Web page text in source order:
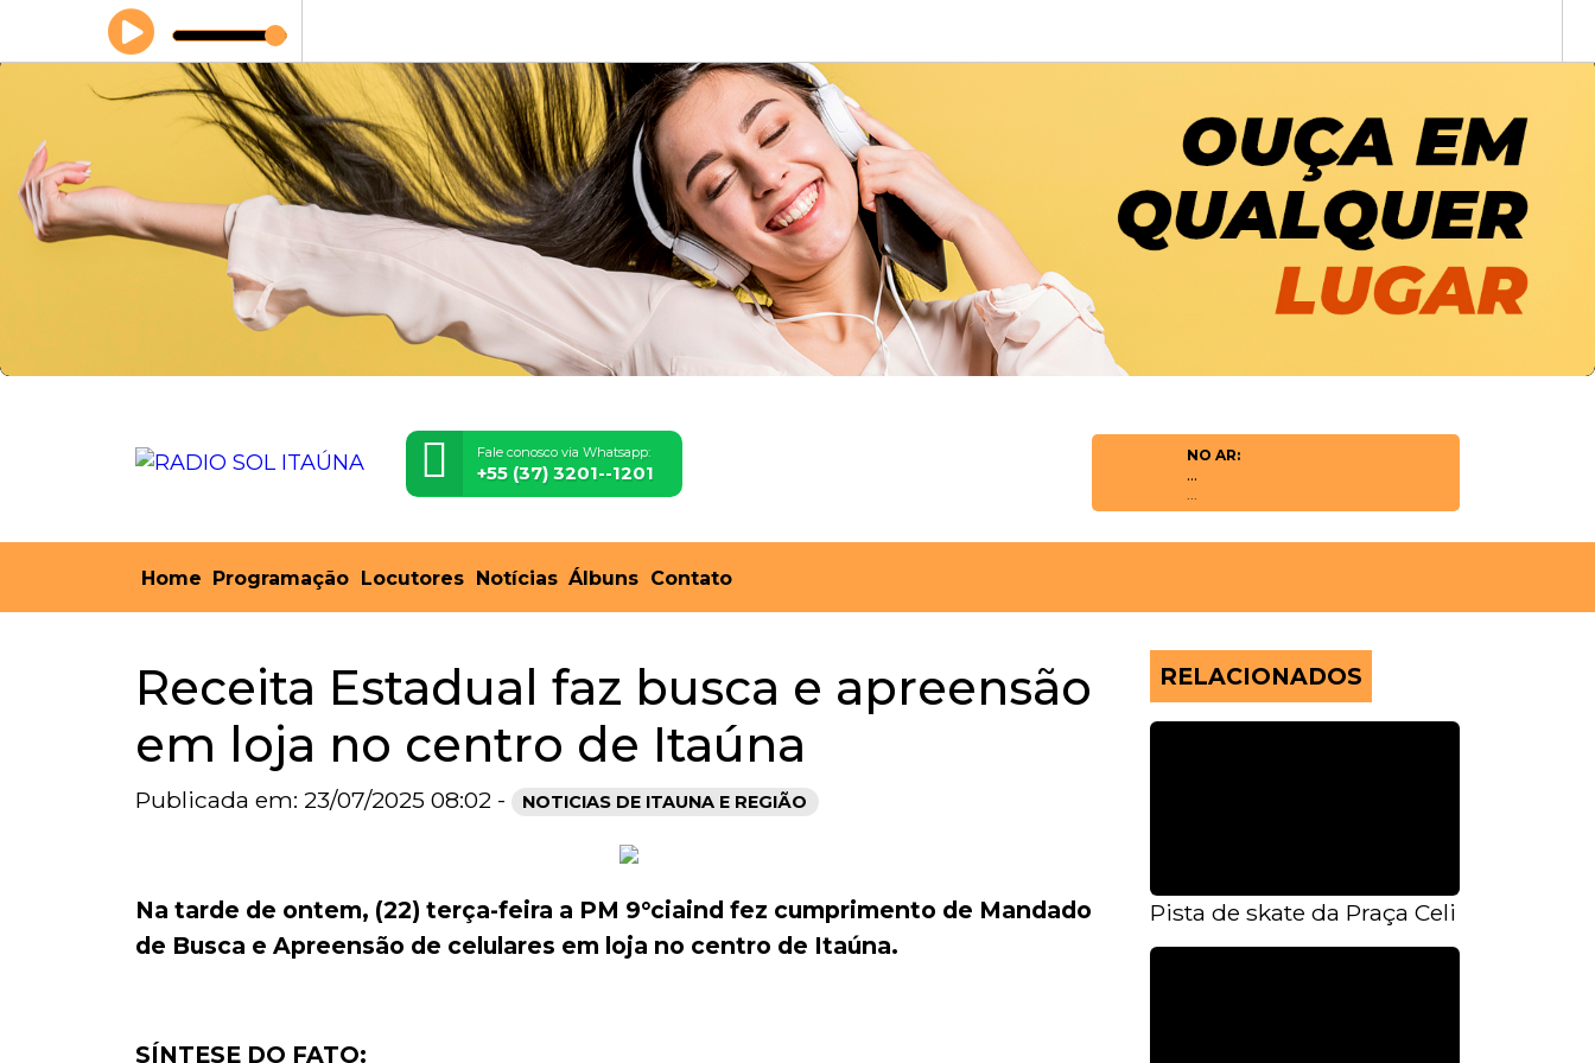
Fale conosco via Whatsapp:
+55 (37) 3201--1201
NO AR:
...
...
Home Programação Locutores Notícias Álbuns Contato
Receita Estadual faz busca e apreensão
em loja no centro de Itaúna
Publicada em: 23/07/2025 08:02 - NOTICIAS DE ITAUNA E REGIÃO
Na tarde de ontem, (22) terça-feira a PM 9°ciaind fez cumprimento de Mandado
de Busca e Apreensão de celulares em loja no centro de Itaúna.
SÍNTESE DO FATO:
RELACIONADOS
Pista de skate da Praça Celi será